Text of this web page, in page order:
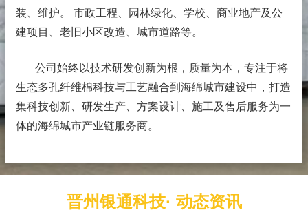
装、维护。 市政工程、园林绿化、学校、商业地产及公
建项目、老旧小区改造、城市道路等。
公司始终以技术研发创新为根，质量为本，专注于将
生态多孔纤维棉科技与工艺融合到海绵城市建设中，打造
集科技创新、研发生产、方案设计、施工及售后服务为一
体的海绵城市产业链服务商。
晋州银通科技· 动态资讯